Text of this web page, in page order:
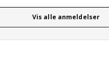
Vis alle anmeldelser